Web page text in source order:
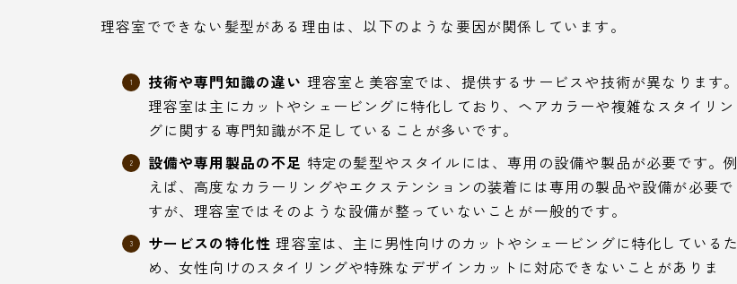
理容室でできない髪型がある理由は、以下のような要因が関係しています。
技術や専門知識の違い 理容室と美容室では、提供するサービスや技術が異なります。
理容室は主にカットやシェービングに特化しており、ヘアカラーや複雑なスタイリン
グに関する専門知識が不足していることが多いです。
設備や専用製品の不足 特定の髪型やスタイルには、専用の設備や製品が必要です。例
えば、高度なカラーリングやエクステンションの装着には専用の製品や設備が必要で
すが、理容室ではそのような設備が整っていないことが一般的です。
サービスの特化性 理容室は、主に男性向けのカットやシェービングに特化しているた
め、女性向けのスタイリングや特殊なデザインカットに対応できないことがありま